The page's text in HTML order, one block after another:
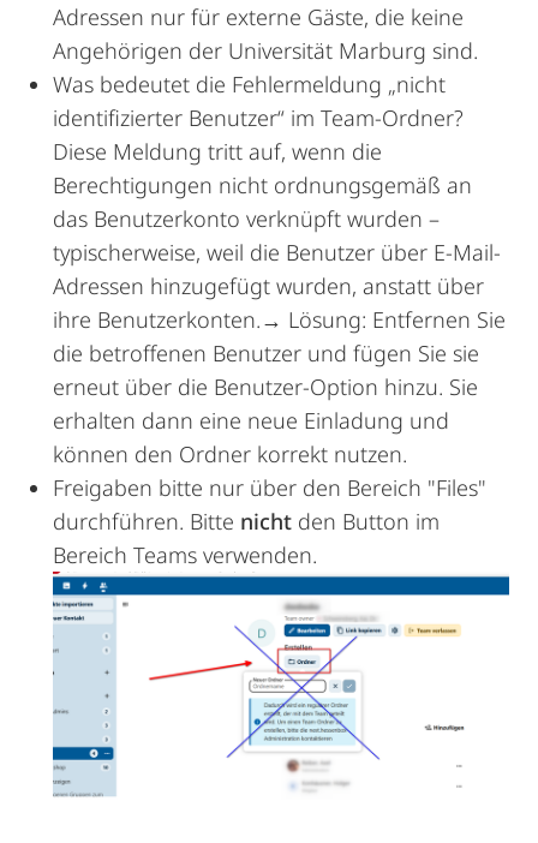
Adressen nur für externe Gäste, die keine
Angehörigen der Universität Marburg sind.
Was bedeutet die Fehlermeldung „nicht
identifizierter Benutzer“ im Team-Ordner?
Diese Meldung tritt auf, wenn die
Berechtigungen nicht ordnungsgemäß an
das Benutzerkonto verknüpft wurden –
typischerweise, weil die Benutzer über E-Mail-
Adressen hinzugefügt wurden, anstatt über
ihre Benutzerkonten.→ Lösung: Entfernen Sie
die betroffenen Benutzer und fügen Sie sie
erneut über die Benutzer-Option hinzu. Sie
erhalten dann eine neue Einladung und
können den Ordner korrekt nutzen.
Freigaben bitte nur über den Bereich "Files"
durchführen. Bitte nicht den Button im
Bereich Teams verwenden.